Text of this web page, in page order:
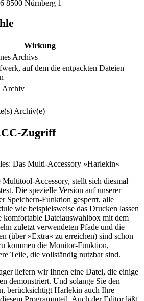
8500 Nürnberg 1
Wirkung
Archivs
auf dem die entpackten Dateien
Archiv
Archiv(e)
Zugriff
Das Multi-Accessory »Harlekin«
Accessory, stellt sich diesmal
Die spezielle Version auf unserer
Speichern-Funktion gesperrt, alle
wie beispielsweise das Drucken lassen
komfortable Dateiauswahlbox mit dem
zuletzt verwendeten Pfade und die
(über »Extra« zu erreichen) sind schon
kommen die Monitor-Funktion,
Teile, die vollständig nutzbar sind.
liefern wir Ihnen eine Datei, die einige
demonstriert. Und solange Sie den
berücksichtigt Harlekin auch Ihre
Programmteil. Auch der Editor läßt